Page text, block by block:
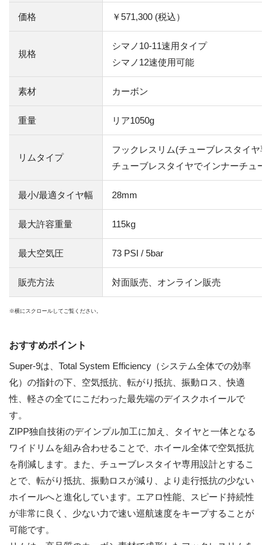
価格 ￥571,300 (税込）
規格
シマノ10-11速用タイプ
シマノ12速使用可能
素材 カーボン
重量 リア1050g
リムタイプ
フックレスリム(チューブレスタイヤ
チューブレスタイヤでインナーチュー
最小/最適タイヤ幅 28mm
最大許容重量 115kg
最大空気圧 73 PSI / 5bar
販売方法 対面販売、オンライン販売
おすすめポイント
Super-9は、Total System Efficiency（システム全体での効率
化）の指針の下、空気抵抗、転がり抵抗、振動ロス、快適
性、軽さの全てにこだわった最先端のデイスクホイールで
す。
ZIPP独自技術のデインプル加工に加え、タイヤと一体となる
ワイドリムを組み合わせることで、ホイール全体で空気抵抗
を削減します。また、チューブレスタイヤ専用設計とするこ
とで、転がり抵抗、振動ロスが減り、より走行抵抗の少ない
ホイールへと進化しています。エアロ性能、スピード持続性
が非常に良く、少ない力で速い巡航速度をキープすることが
可能です。